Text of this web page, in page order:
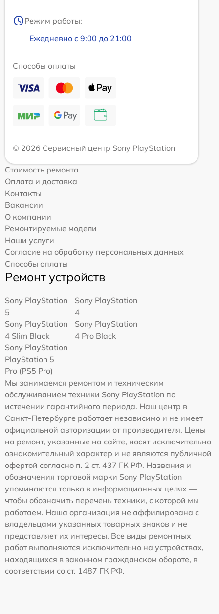
Режим работы:
Ежедневно с 9:00 до 21:00
Способы оплаты
© 2026 Сервисный центр Sony PlayStation
Стоимость ремонта
Оплата и доставка
Контакты
Вакансии
О компании
Ремонтируемые модели
Наши услуги
Согласие на обработку персональных данных
Способы оплаты
Ремонт устройств
Sony PlayStation
5
Sony PlayStation
4
Sony PlayStation
4 Slim Black
Sony PlayStation
4 Pro Black
Sony PlayStation
PlayStation 5
Pro (PS5 Pro)
Мы занимаемся ремонтом и техническим
обслуживанием техники Sony PlayStation по
истечении гарантийного периода. Наш центр в
Санкт-Петербурге работает независимо и не имеет
официальной авторизации от производителя. Цены
на ремонт, указанные на сайте, носят исключительно
ознакомительный характер и не являются публичной
офертой согласно п. 2 ст. 437 ГК РФ. Названия и
обозначения торговой марки Sony PlayStation
упоминаются только в информационных целях —
чтобы обозначить перечень техники, с которой мы
работаем. Наша организация не аффилирована с
владельцами указанных товарных знаков и не
представляет их интересы. Все виды ремонтных
работ выполняются исключительно на устройствах,
находящихся в законном гражданском обороте, в
соответствии со ст. 1487 ГК РФ.